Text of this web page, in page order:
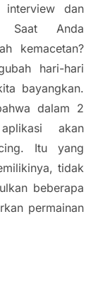
interviewdan
Saat Anda
kemacetan?
hari-hari
bayangkan.
dalam 2
akan
. Itu yang
tidak
beberapa
permainan